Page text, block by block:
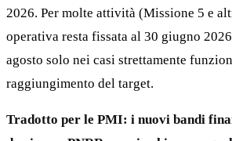
2026. Per molte attività (Missione 5 e
operativa resta fissata al 30 giugno
agosto solo nei casi strettamente
raggiungimento del target.
Tradotto per le PMI: i nuovi bandi